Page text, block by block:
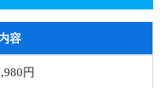
容
円